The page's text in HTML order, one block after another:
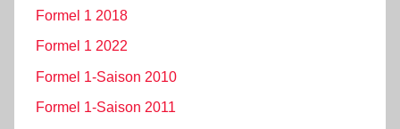
Formel 1 2018
Formel 1 2022
Formel 1-Saison 2010
Formel 1-Saison 2011